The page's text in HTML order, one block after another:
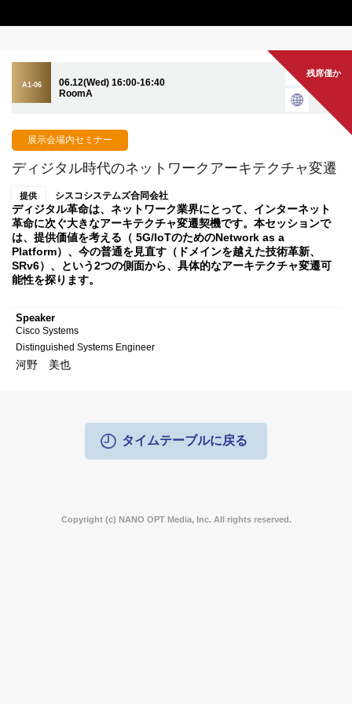
残席僅か
A1-06
06.12(Wed) 16:00-16:40
RoomA
展示会場内セミナー
ディジタル時代のネットワークアーキテクチャ変遷
提供 シスコシステムズ合同会社
ディジタル革命は、ネットワーク業界にとって、インターネット
革命に次ぐ大きなアーキテクチャ変遷契機です。本セッションで
は、提供価値を考える（ 5G/IoTのためのNetwork as a
Platform）、今の普通を見直す（ドメインを越えた技術革新、
SRv6）、という2つの側面から、具体的なアーキテクチャ変遷可
能性を探ります。
Speaker
Cisco Systems
Distinguished Systems Engineer
河野 美也
タイムテーブルに戻る
Copyright (c) NANO OPT Media, Inc. All rights reserved.